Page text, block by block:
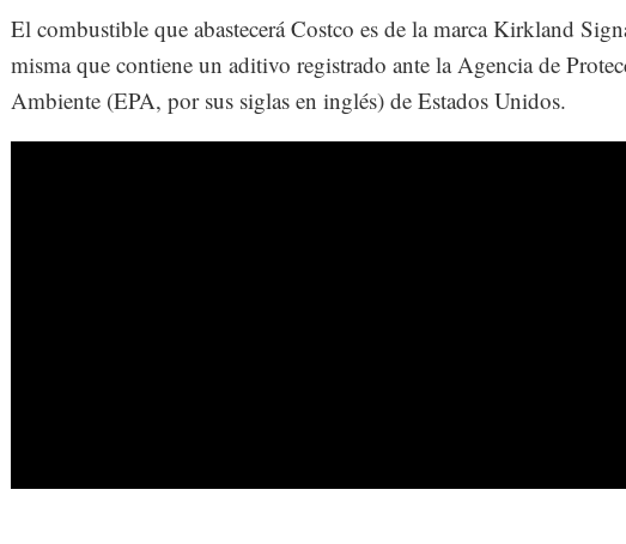
El combustible que abastecerá Costco es de la marca Kirkland
misma que contiene un aditivo registrado ante la Agencia de
Ambiente (EPA, por sus siglas en inglés) de Estados Unidos.